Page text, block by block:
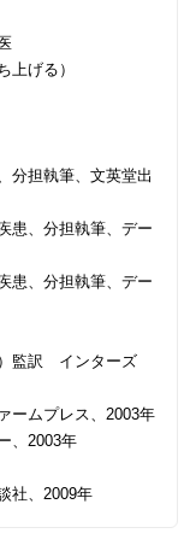
上げる）
分担執筆、文英堂出
患、分担執筆、デー
患、分担執筆、デー
監訳 インターズ
ムプレス、2003年
、2003年
社、2009年